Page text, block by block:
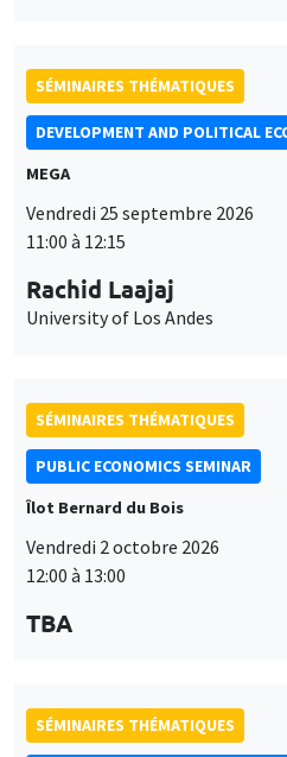
SÉMINAIRES THÉMATIQUES
DEVELOPMENT AND POLITICAL
MEGA
Vendredi 25 septembre 2026
11:00 à 12:15
Rachid Laajaj
University of Los Andes
SÉMINAIRES THÉMATIQUES
PUBLIC ECONOMICS SEMINAR
Îlot Bernard du Bois
Vendredi 2 octobre 2026
12:00 à 13:00
TBA
SÉMINAIRES THÉMATIQUES